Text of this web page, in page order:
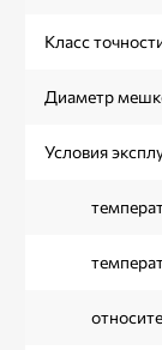
Класс
Диаметр
Условия